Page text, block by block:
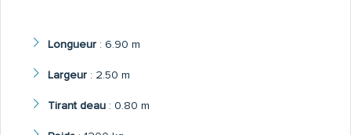
Longueur: 6.90 m
Largeur: 2.50 m
Tirant deau: 0.80 m